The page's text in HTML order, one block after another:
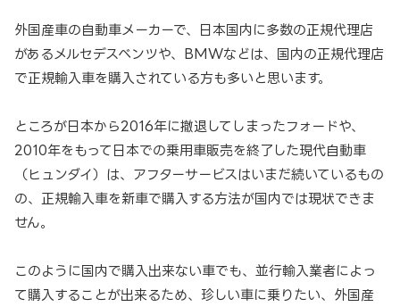
外国産車の自動車メーカーで、日本国内に多数の正規代理店
があるメルセデスベンツや、BMWなどは、国内の正規代理店
で正規輸入車を購入されている方も多いと思います。
ところが日本から2016年に撤退してしまったフォードや、
2010年をもって日本での乗用車販売を終了した現代自動車
（ヒュンダイ）は、アフターサービスはいまだ続いているもの
の、正規輸入車を新車で購入する方法が国内では現状できま
せん。
このように国内で購入出来ない車でも、並行輸入業者によっ
て購入することが出来るため、珍しい車に乗りたい、外国産